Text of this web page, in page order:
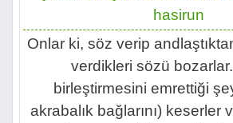
hasirun
Onlar ki, söz verip
verdikleri sözü bozarlar.
birleştirmesini emrettiği
akrabalık bağlarını) keserler